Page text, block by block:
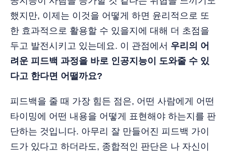
했지만, 이제는 이것을 어떻게 하면 윤리적으로 또
한 효과적으로 활용할 수 있을지에 대해 더 초점을
두고 발전시키고 있는데요. 이 관점에서 우리의 어
려운 피드백 과정을 바로 인공지능이 도와줄 수 있
다고 한다면 어떨까요?
피드백을 줄 때 가장 힘든 점은, 어떤 사람에게 어떤
타이밍에 어떤 내용을 어떻게 표현해야 하는지를 판
단하는 것입니다. 아무리 잘 만들어진 피드백 가이
드가 있다고 하더라도, 종합적인 판단은 나 자신이